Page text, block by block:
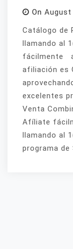
On August
Catálogo de
llamando al
fácilmente
afiliación es
excelentes
Venta
Afíliate
llamando al
programa de